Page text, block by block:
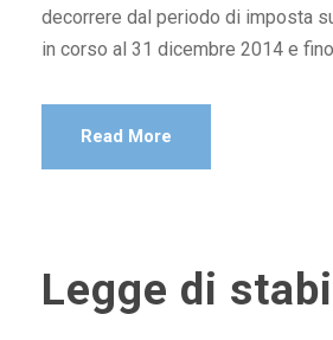
decorrere dal periodo di imposta
in corso al 31 dicembre 2014 e
Read More
Legge di